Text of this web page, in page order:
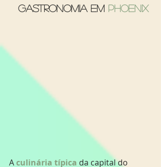
Gastronomia em Phoenix
A culinária típica da capital do